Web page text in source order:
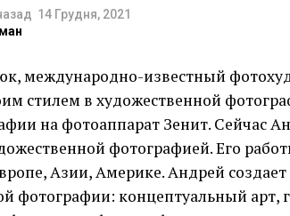
ярмарок
Artsy.
14 Грудня, 2021
международно-известный
стилем в художественной
на фотоаппарат Зенит. Сейчас
фотографией. Его
Азии, Америке. Андрей
фотографии: концептуальный арт,